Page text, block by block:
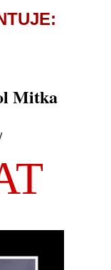
Mitka